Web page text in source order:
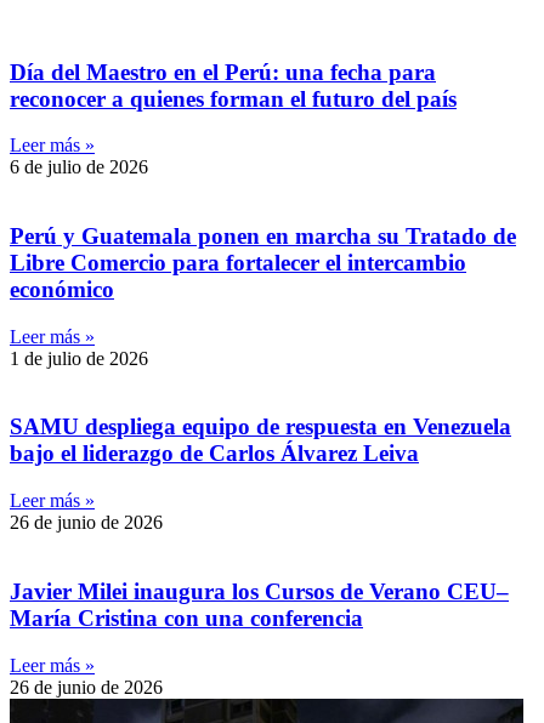
Día del Maestro en el Perú: una fecha para
reconocer a quienes forman el futuro del país
Leer más »
6 de julio de 2026
Perú y Guatemala ponen en marcha su Tratado de
Libre Comercio para fortalecer el intercambio
económico
Leer más »
1 de julio de 2026
SAMU despliega equipo de respuesta en Venezuela
bajo el liderazgo de Carlos Álvarez Leiva
Leer más »
26 de junio de 2026
Javier Milei inaugura los Cursos de Verano CEU–
María Cristina con una conferencia
Leer más »
26 de junio de 2026